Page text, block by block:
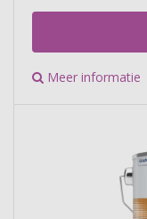
Meer informatie